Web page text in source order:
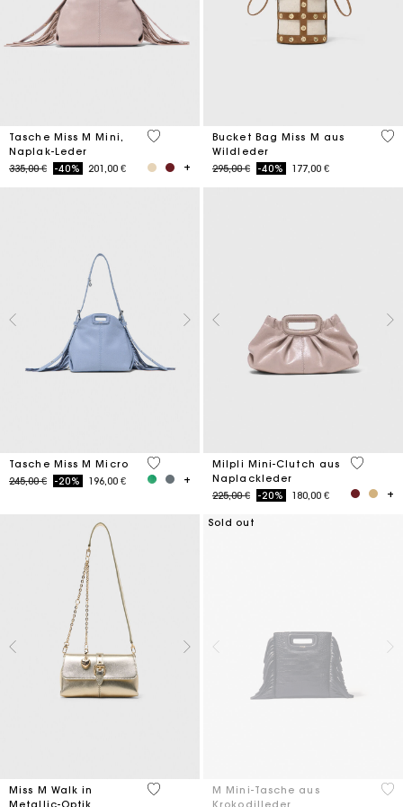
Tasche Miss M Mini,
Naplak-Leder
Price reduced from
335,00 €to-40% 201,00 €
5 out of 5 Customer Rating
Bucket Bag Miss M aus
Wildleder
Price reduced from
295,00 €to-40% 177,00 €
5
Tasche Miss M Micro
Price reduced from
245,00 €to-20% 196,00 €
4,7 out of 5 Customer Rating
Milpli Mini-Clutch aus
Naplackleder
Price reduced from
225,00 €to-20% 180,00 €
4,6 out
Miss M Walk in
Metallic-Optik
3,3 out of 5 Customer Rating
Sold out
M Mini-Tasche aus
Krokodilleder
5